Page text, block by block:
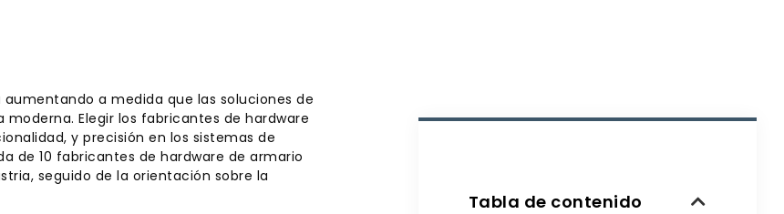
a medida que las soluciones de
Elegir los fabricantes de hardware
y precisión en los sistemas de
de 10 fabricantes de hardware de armario
seguido de la orientación sobre la
Tabla de contenido